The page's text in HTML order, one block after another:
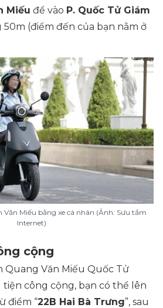
Miếu để vào P. Quốc Tử Giám
(điểm đến của bạn nằm ở
Miếu bằng xe cá nhân (Ảnh: Sưu tầm
Internet)
cộng
Quang Văn Miếu Quốc Tử
công cộng, bạn có thể lên
điểm “22B Hai Bà Trưng”, sau